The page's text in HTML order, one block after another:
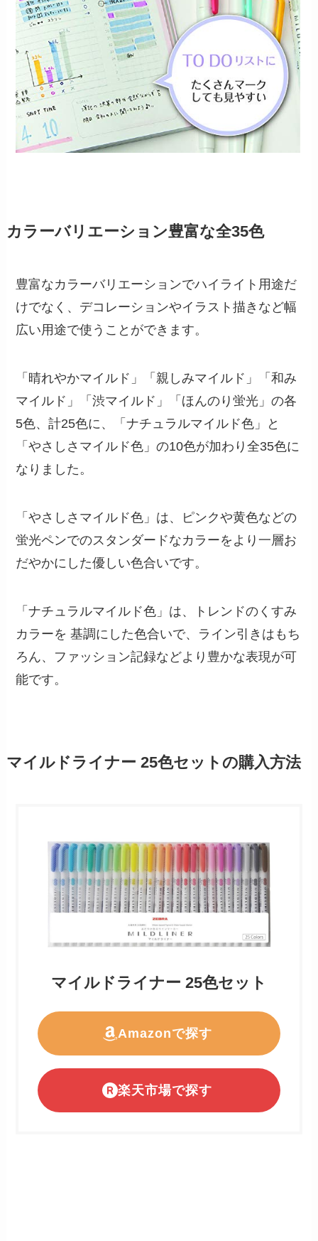
カラーバリエーション豊富な全35色
豊富なカラーバリエーションでハイライト用途だ
けでなく、デコレーションやイラスト描きなど幅
広い用途で使うことができます。
「晴れやかマイルド」「親しみマイルド」「和み
マイルド」「渋マイルド」「ほんのり蛍光」の各
5色、計25色に、「ナチュラルマイルド色」と
「やさしさマイルド色」の10色が加わり全35色に
なりました。
「やさしさマイルド色」は、ピンクや黄色などの
蛍光ペンでのスタンダードなカラーをより一層お
だやかにした優しい色合いです。
「ナチュラルマイルド色」は、トレンドのくすみ
カラーを 基調にした色合いで、ライン引きはもち
ろん、ファッション記録などより豊かな表現が可
能です。
マイルドライナー 25色セットの購入方法
マイルドライナー 25色セット
Amazonで探す
楽天市場で探す